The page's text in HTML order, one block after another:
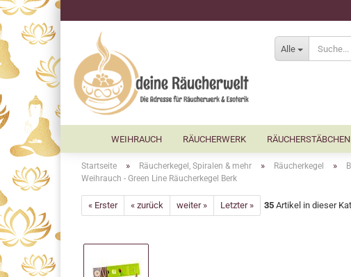
Alle
WEIHRAUCH RÄUCHERWERK RÄUCHERSTÄBCHEN
Startseite » Räucherkegel, Spiralen & mehr » Räucherkegel »
Weihrauch - Green Line Räucherkegel Berk
« Erster « zurück weiter » Letzter » 35 Artikel in dieser